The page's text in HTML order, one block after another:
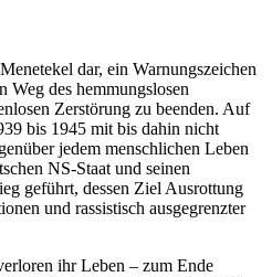
dar, ein Warnungszeichen
Weg des hemmungslosen
Zerstörung zu beenden. Auf
bis 1945 mit bis dahin nicht
jedem menschlichen Leben
NS-Staat und seinen
geführt, dessen Ziel Ausrottung
und rassistisch ausgegrenzter
ihr Leben – zum Ende